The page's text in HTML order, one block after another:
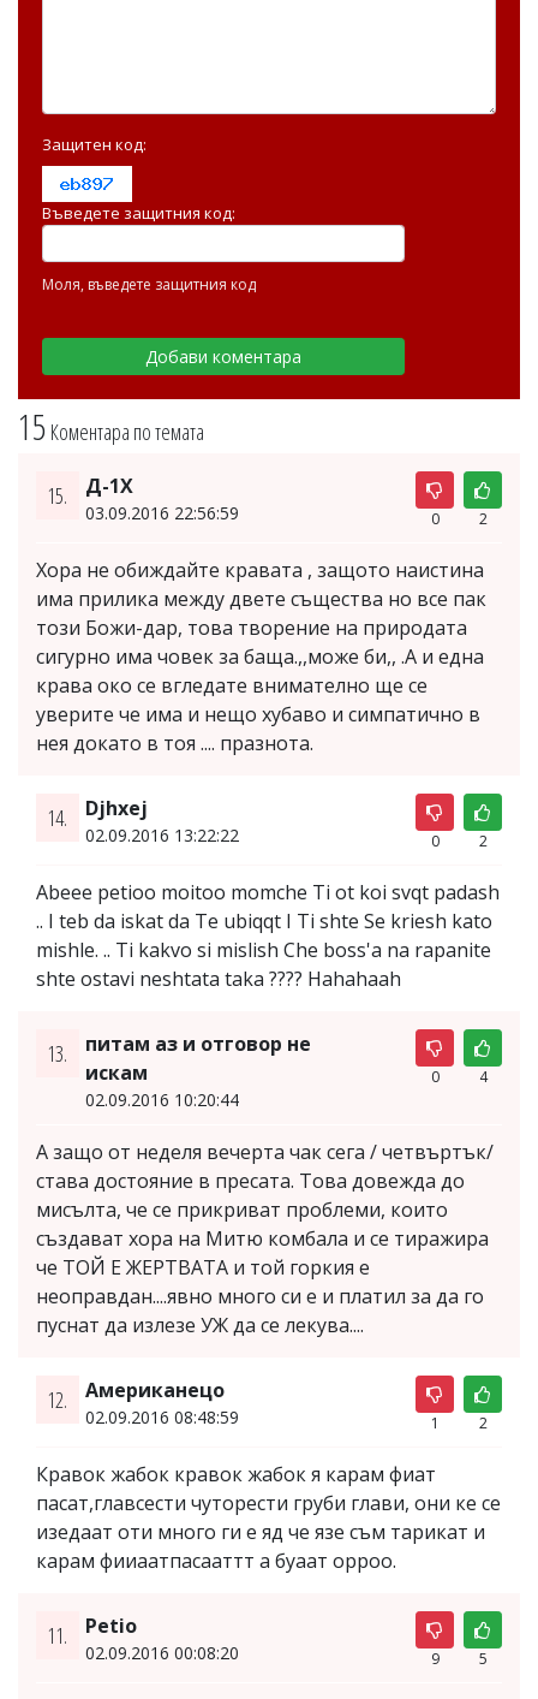
15 Коментара по темата
15. Д-1Х
03.09.2016 22:56:59 0 2
Хора не обиждайте кравата , защото наистина
има прилика между двете същества но все пак
този Божи-дар, това творение на природата
сигурно има човек за баща.,,може би,, .А и една
крава око се вгледате внимателно ще се
уверите че има и нещо хубаво и симпатично в
нея докато в тоя .... празнота.
14. Djhxej
02.09.2016 13:22:22 0 2
Abeee petioo moitoo momche Ti ot koi svqt padash
.. I teb da iskat da Te ubiqqt I Ti shte Se kriesh kato
mishle. .. Ti kakvo si mislish Che boss'a na rapanite
shte ostavi neshtata taka ???? Hahahaah
13.
питам аз и отговор не
искам
02.09.2016 10:20:44
0 4
А защо от неделя вечерта чак сега / четвъртък/
става достояние в пресата. Това довежда до
мисълта, че се прикриват проблеми, които
създават хора на Митю комбала и се тиражира
че ТОЙ Е ЖЕРТВАТА и той горкия е
неоправдан....явно много си е и платил за да го
пуснат да излезе УЖ да се лекува....
12. Американецо
02.09.2016 08:48:59 1 2
Кравок жабок кравок жабок я карам фиат
пасат,главсести чуторести груби глави, они ке се
изедаат оти много ги е яд че язе съм тарикат и
карам фииаатпасааттт а буаат орроо.
11. Petio
02.09.2016 00:08:20 9 5
Защитен код:
Въведете защитния код:
Моля, въведете защитния код